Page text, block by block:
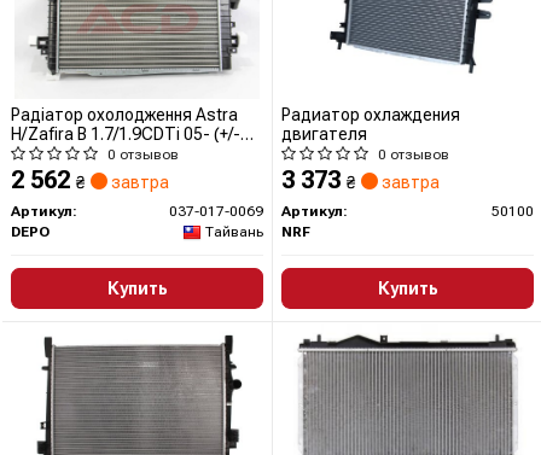
Радіатор охолодження Astra
H/Zafira B 1.7/1.9CDTi 05- (+/-
AC)
0 отзывов
2 562 ₴ завтра
Артикул:
037-017-0069
DEPO
Тайвань
Купить
Радиатор охлаждения
двигателя
0 отзывов
3 373 ₴ завтра
Артикул:
50100
NRF
Купить